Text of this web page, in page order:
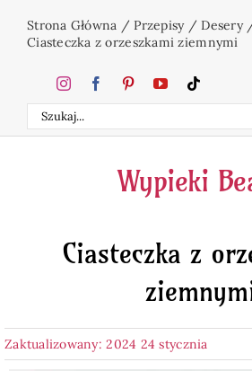
Strona Główna /Przepisy/Desery
Ciasteczka z orzeszkami ziemnymi
Szukaj
Wypieki
Ciasteczka z
Zaktualizowany: 2024 24 stycznia